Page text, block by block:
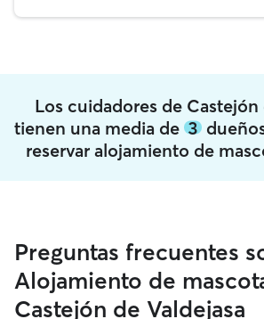
Los cuidadores de Castejón
tienen una media de 3
reservar alojamiento de
Preguntas frecuentes
Alojamiento de
Castejón de Valdejasa